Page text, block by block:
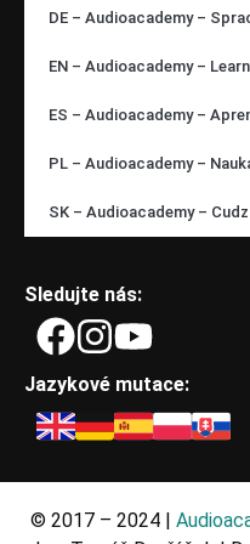
DE – Audioacademy –
EN – Audioacademy –
ES – Audioacademy –
PL – Audioacademy –
SK – Audioacademy –
Sledujte nás:
Jazykové mutace:
© 2017 – 2024 |